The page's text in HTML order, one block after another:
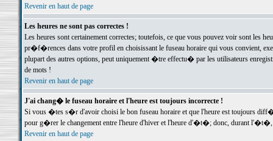
Revenir en haut de page
Les heures ne sont pas correctes !
Les heures sont certainement correctes; toutefois, ce que vous pouvez voir sont
pr�f�rences dans votre profil en choisissant le fuseau horaire qui vous convient,
plupart des autres options, peut uniquement �tre effectu� par les utilisateurs
de mots !
Revenir en haut de page
J'ai chang� le fuseau horaire et l'heure est toujours incorrecte !
Si vous �tes s�r d'avoir choisi le bon fuseau horaire et que l'heure est toujours
pour g�rer le changement entre l'heure d'hiver et l'heure d'�t�; donc, durant
Revenir en haut de page